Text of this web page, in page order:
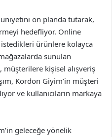
ön planda tutarak,
hedefliyor. Online
istedikleri ürünlere kolayca
sunulan
kişisel alışveriş
Kordon Giyim’in müşteri
ve kullanıcıların markaya
geleceğe yönelik